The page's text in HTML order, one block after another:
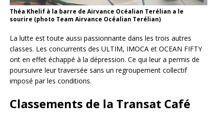
Théa Khelif à la barre de Airvance Océalian Terélian a le
sourire (photo Team Airvance Océalian Terélian)
La lutte est toute aussi passionnante dans les trois autres
classes. Les concurrents des ULTIM, IMOCA et OCEAN FIFTY
ont en effet échappé à la dépression. Ce qui leur a permis de
poursuivre leur traversée sans un regroupement collectif
imposé par les conditions.
Classements de la Transat Café